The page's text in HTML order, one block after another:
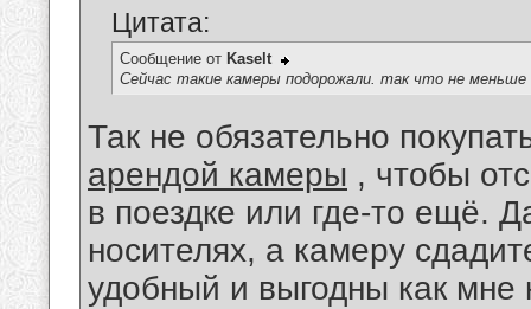
Цитата:
Сообщение от Kaselt
Сейчас такие камеры подорожали. так что не
Так не обязательно
арендой камеры , чтобы
в поездке или где-то ещё.
носителях, а камеру
удобный и выгодны как мне